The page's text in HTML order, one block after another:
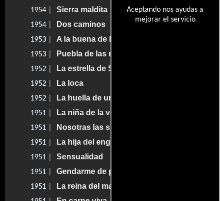
Aceptando nos ayudas a
mejorar el servicio
1954 | Sierra maldita
1954 | Dos caminos
1953 | A la buena de Dios
1953 | Puebla de las mujeres
1952 | La estrella de Sierra Morena
1952 | La loca
1952 | La huella de unos labios
1951 | La niña de la venta
1951 | Nosotras las sirvientas
1951 | La hija del engaño
1951 | Sensualidad
1951 | Gendarme de punto
1951 | La reina del mambo